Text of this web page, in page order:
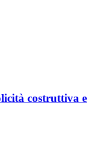
costruttiva e